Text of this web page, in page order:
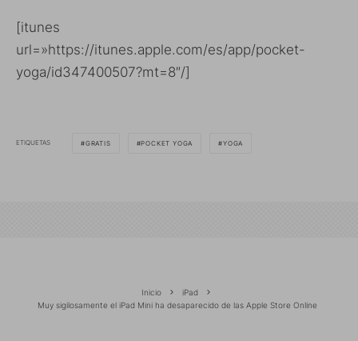
[itunes
url=»https://itunes.apple.com/es/app/pocket-
yoga/id347400507?mt=8″/]
ETIQUETAS GRATIS POCKET YOGA YOGA
Inicio
iPad
Muy sigilosamente el iPad Mini ha desaparecido de las Apple Store Online